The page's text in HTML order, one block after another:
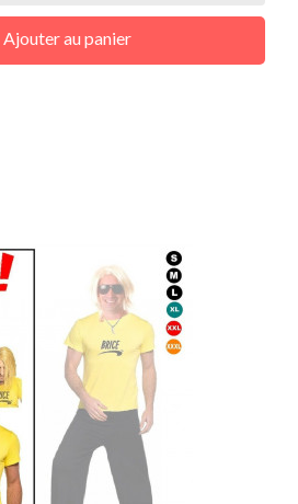
Ajouter au panier